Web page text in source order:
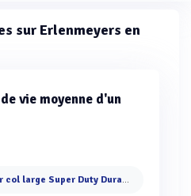
sur Erlenmeyers en
vie moyenne d'un
large Super Duty Duran®